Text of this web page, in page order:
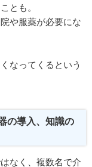
とも。
や服薬が必要にな
なってくるという
の導入、知識の
なく、複数名で介